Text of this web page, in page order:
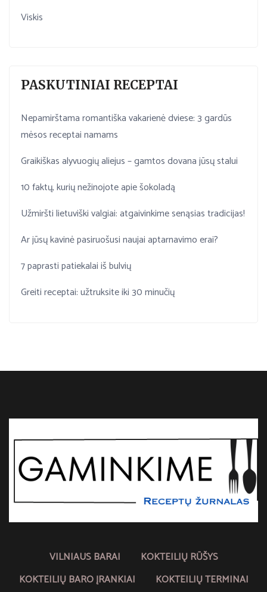
Viskis
PASKUTINIAI RECEPTAI
Nepamirštama romantiška vakarienė dviese: 3 gardūs
mėsos receptai namams
Graikiškas alyvuogių aliejus – gamtos dovana jūsų stalui
10 faktų, kurių nežinojote apie šokoladą
Užmiršti lietuviški valgiai: atgaivinkime senąsias tradicijas!
Ar jūsų kavinė pasiruošusi naujai aptarnavimo erai?
7 paprasti patiekalai iš bulvių
Greiti receptai: užtruksite iki 30 minučių
VILNIAUS BARAI
KOKTEILIŲ RŪŠYS
KOKTEILIŲ BARO ĮRANKIAI
KOKTEILIŲ TERMINAI